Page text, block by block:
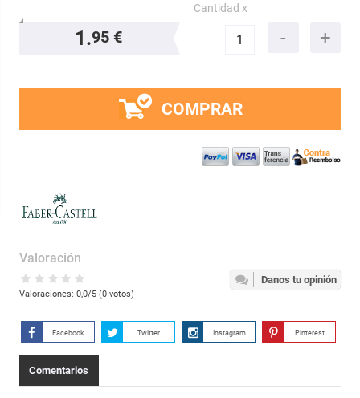
1.95 €
Cantidad x
COMPRAR
Danos tu opinión
Valoración
Valoraciones: 0,0/5 (0votos)
Facebook Twitter Instagram Pinterest
Comentarios